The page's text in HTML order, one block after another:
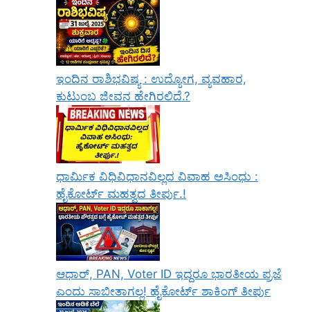
ಇಂದಿನ ರಾಶಿಭವಿಷ್ಯ : ಉದ್ಯೋಗ, ವ್ಯವಹಾರ,
ಕುಟುಂಬ ಜೀವನ ಹೇಗಿರಲಿದೆ.?
ಧಾರ್ಮಿಕ ವಿಧಿವಿಧಾನವಿಲ್ಲದ ವಿವಾಹ ಅಸಿಂಧು :
ಹೈಕೋರ್ಟ್ ಮಹತ್ವದ ತೀರ್ಪು.!
ಆಧಾರ್, PAN, Voter ID ಇದ್ದರೂ ಭಾರತೀಯ ಪ್ರಜೆ
ಎಂದು ಸಾಬೀತಾಗಲ್ಲ! ಹೈಕೋರ್ಟ್ ಶಾಕಿಂಗ್ ತೀರ್ಪು